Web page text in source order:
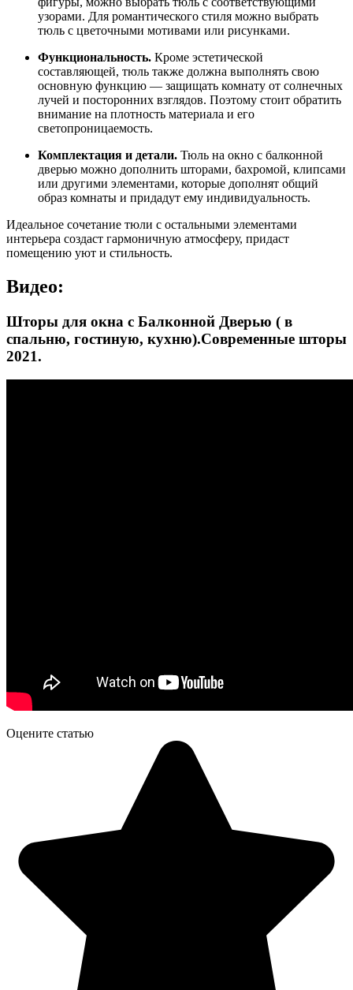
узорами. Для романтического стиля можно выбрать
тюль с цветочными мотивами или рисунками.
Функциональность. Кроме эстетической
составляющей, тюль также должна выполнять свою
основную функцию — защищать комнату от солнечных
лучей и посторонних взглядов. Поэтому стоит обратить
внимание на плотность материала и его
светопроницаемость.
Комплектация и детали. Тюль на окно с балконной
дверью можно дополнить шторами, бахромой, клипсами
или другими элементами, которые дополнят общий
образ комнаты и придадут ему индивидуальность.
Идеальное сочетание тюли с остальными элементами
интерьера создаст гармоничную атмосферу, придаст
помещению уют и стильность.
Видео:
Шторы для окна с Балконной Дверью ( в
спальню, гостиную, кухню).Современные шторы
2021.
Оцените статью